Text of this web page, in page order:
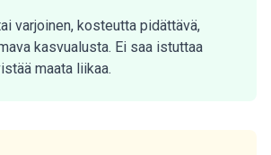
varjoinen, kosteutta pidättävä,
kasvualusta. Ei saa istuttaa
maata liikaa.